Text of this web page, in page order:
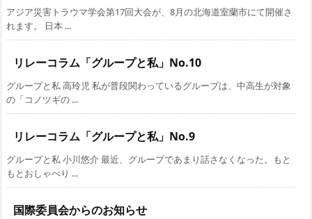
アジア災害トラウマ学会第17回大会が、8月の北海道室蘭市にて開催さ
れます。 日本 ...
リレーコラム「グループと私」No.10
グループと私 高玲児 私が普段関わっているグループは、中高生が対象
の「コノツギの ...
リレーコラム「グループと私」No.9
グループと私 小川悠介 最近、グループであまり話さなくなった。もと
もとおしゃべり ...
国際委員会からのお知らせ